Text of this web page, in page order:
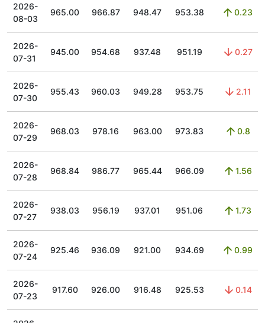
2026-
08-03
965.00 966.87 948.47 953.38 0.23
2026-
07-31
945.00 954.68 937.48 951.19 0.27
2026-
07-30
955.43 960.03 949.28 953.75 2.11
2026-
07-29
968.03 978.16 963.00 973.83 0.8
2026-
07-28
968.84 986.77 965.44 966.09 1.56
2026-
07-27
938.03 956.19 937.01 951.06 1.73
2026-
07-24
925.46 936.09 921.00 934.69 0.99
2026-
07-23
917.60 926.00 916.48 925.53 0.14